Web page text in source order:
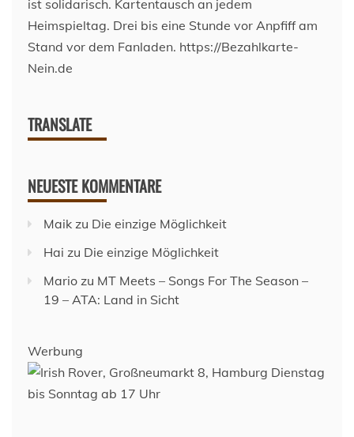
TRANSLATE
NEUESTE KOMMENTARE
Maik zu Die einzige Möglichkeit
Hai zu Die einzige Möglichkeit
Mario zu MT Meets – Songs For The Season –
19 – ATA: Land in Sicht
Werbung